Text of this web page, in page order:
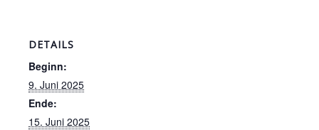
DETAILS
Beginn:
9. Juni 2025
Ende:
15. Juni 2025